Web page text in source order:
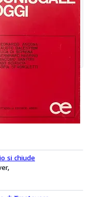
oggi.
si chiude